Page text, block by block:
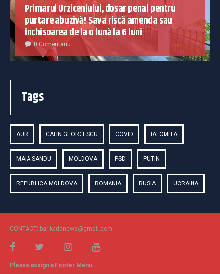
Primarul Urziceniului, dosar penal pentru
purtare abuzivă! Sava riscă amenda sau
închisoarea de la o lună la 6 luni
0 Comentariu
Tags
AUR CALIN GEORGESCU COVID IALOMITA
MAIA SANDU MOLDOVA PSD PUTIN
REPUBLICA MOLDOVA ROMANIA RUSIA UCRAINA
CONTACT: barikadanews@gmail.com
Please assign a Footer Menu.